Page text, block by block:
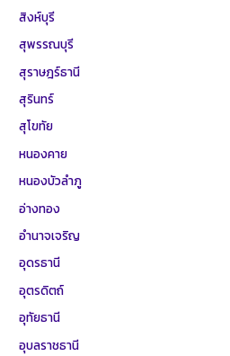
สิงห์บุรี
สุพรรณบุรี
สุราษฎร์ธานี
สุรินทร์
สุโขทัย
หนองคาย
หนองบัวลำภู
อ่างทอง
อำนาจเจริญ
อุดรธานี
อุตรดิตถ์
อุทัยธานี
อุบลราชธานี